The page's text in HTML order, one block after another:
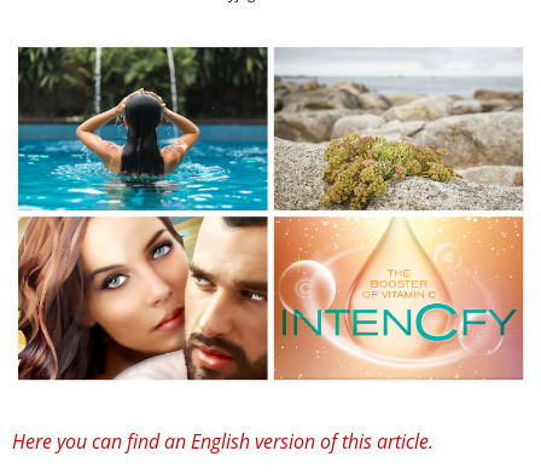
Here you can find an English version of this article.